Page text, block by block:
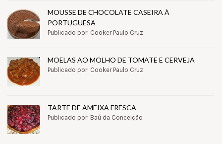
MOUSSE DE CHOCOLATE CASEIRA À
PORTUGUESA
Publicado por: Cooker Paulo Cruz
MOELAS AO MOLHO DE TOMATE E CERVEJA
Publicado por: Cooker Paulo Cruz
TARTE DE AMEIXA FRESCA
Publicado por: Baú da Conceição